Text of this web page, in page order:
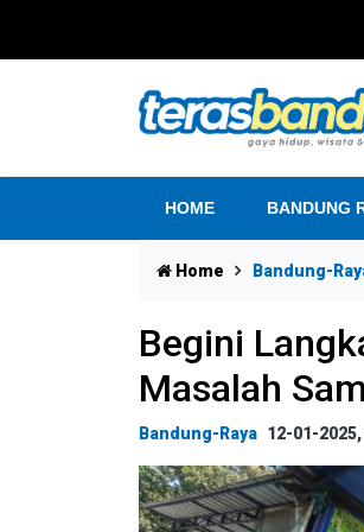
HOME BANDUNG
Home Bandung-
Begini
Masalah
Bandung-Raya 12-01-2025,